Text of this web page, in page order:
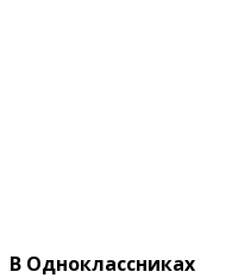
В Одноклассниках